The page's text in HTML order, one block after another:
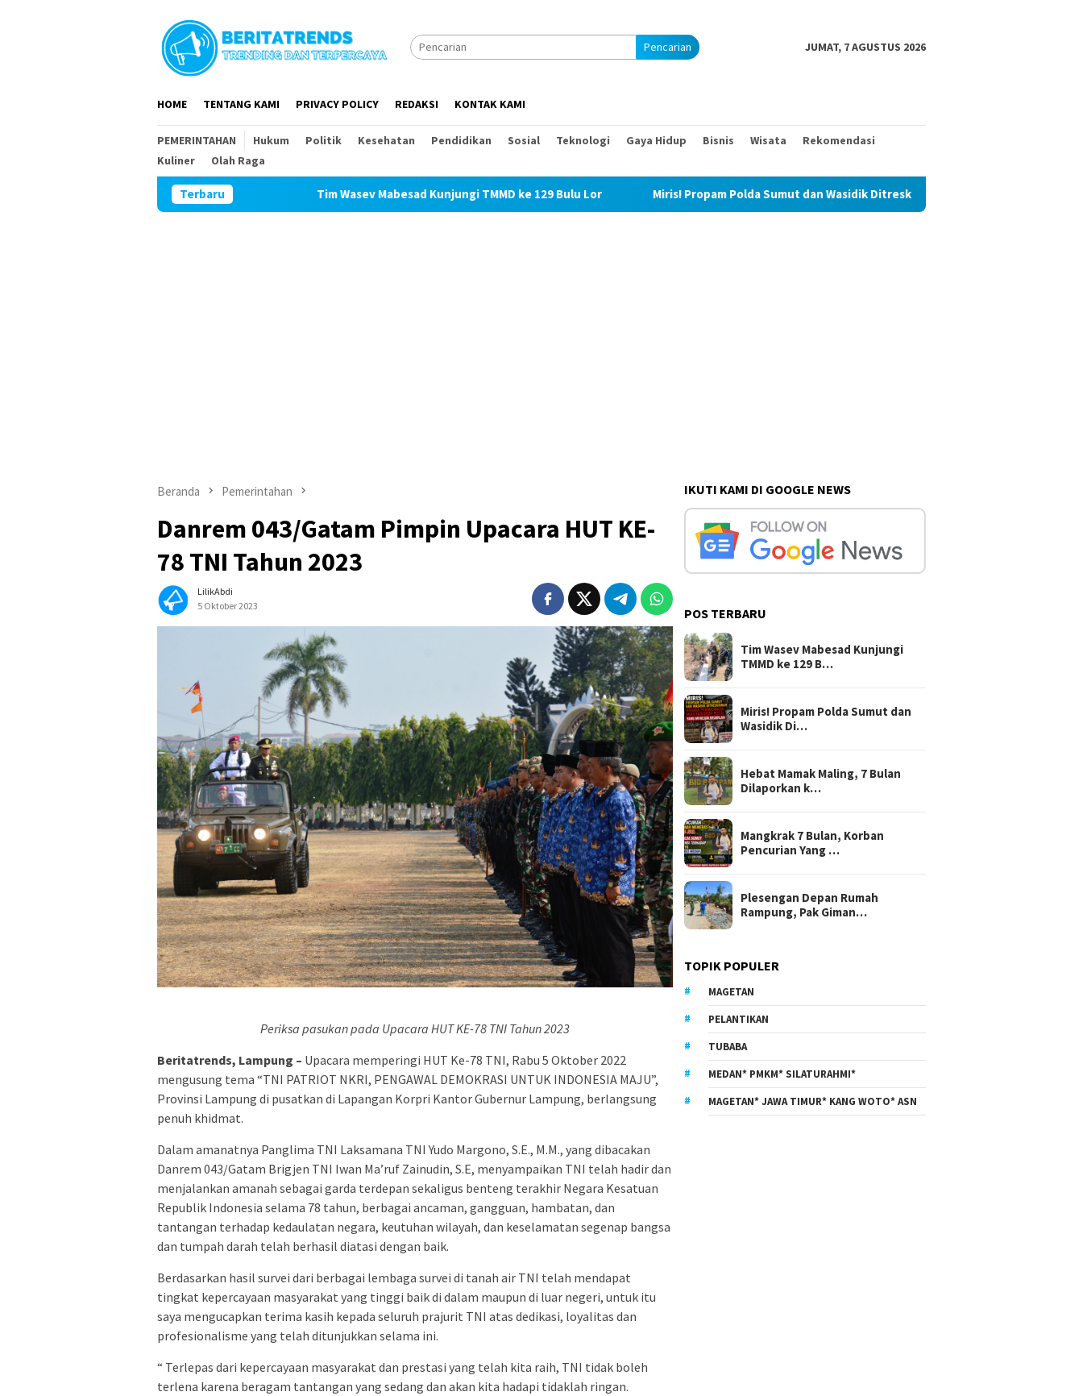
Pencarian JUMAT, 7 AGUSTUS 2026
HOME TENTANG KAMI PRIVACY POLICY REDAKSI KONTAK KAMI
PEMERINTAHAN Hukum Politik Kesehatan Pendidikan Sosial Teknologi Gaya Hidup Bisnis Wisata
Rekomendasi
Kuliner
Olah Raga
TerbaruTim Wasev Mabesad Kunjungi TMMD ke 129 Bulu Lor Miris! Propam Polda Sumut dan Wasidik Ditreskrimum Diduga Permainkan Masyarakat Kecil Yang
Beranda Pemerintahan
Danrem 043/Gatam Pimpin Upacara HUT KE-
78 TNI Tahun 2023
LilikAbdi
5 Oktober 2023
Periksa pasukan pada Upacara HUT KE-78 TNI Tahun 2023
Beritatrends, Lampung – Upacara memperingi HUT Ke-78 TNI, Rabu 5 Oktober 2022
mengusung tema “TNI PATRIOT NKRI, PENGAWAL DEMOKRASI UNTUK INDONESIA MAJU”,
Provinsi Lampung di pusatkan di Lapangan Korpri Kantor Gubernur Lampung, berlangsung
penuh khidmat.
Dalam amanatnya Panglima TNI Laksamana TNI Yudo Margono, S.E., M.M., yang dibacakan
Danrem 043/Gatam Brigjen TNI Iwan Ma’ruf Zainudin, S.E, menyampaikan TNI telah hadir dan
menjalankan amanah sebagai garda terdepan sekaligus benteng terakhir Negara Kesatuan
Republik Indonesia selama 78 tahun, berbagai ancaman, gangguan, hambatan, dan
tantangan terhadap kedaulatan negara, keutuhan wilayah, dan keselamatan segenap bangsa
dan tumpah darah telah berhasil diatasi dengan baik.
Berdasarkan hasil survei dari berbagai lembaga survei di tanah air TNI telah mendapat
tingkat kepercayaan masyarakat yang tinggi baik di dalam maupun di luar negeri, untuk itu
saya mengucapkan terima kasih kepada seluruh prajurit TNI atas dedikasi, loyalitas dan
profesionalisme yang telah ditunjukkan selama ini.
“ Terlepas dari kepercayaan masyarakat dan prestasi yang telah kita raih, TNI tidak boleh
terlena karena beragam tantangan yang sedang dan akan kita hadapi tidaklah ringan.
IKUTI KAMI DI GOOGLE NEWS
POS TERBARU
Tim Wasev Mabesad Kunjungi
TMMD ke 129 B…
Miris! Propam Polda Sumut dan
Wasidik Di…
Hebat Mamak Maling, 7 Bulan
Dilaporkan k…
Mangkrak 7 Bulan, Korban
Pencurian Yang …
Plesengan Depan Rumah
Rampung, Pak Giman…
TOPIK POPULER
MAGETAN
PELANTIKAN
TUBABA
MEDAN* PMKM* SILATURAHMI*
MAGETAN* JAWA TIMUR* KANG WOTO* ASN